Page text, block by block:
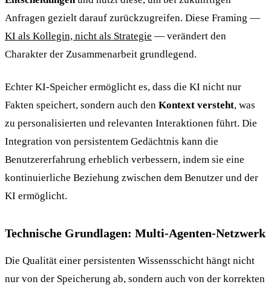
Anfragen gezielt darauf zurückzugreifen. Diese Framing —
KI als Kollegin, nicht als Strategie — verändert den
Charakter der Zusammenarbeit grundlegend.
Echter KI-Speicher ermöglicht es, dass die KI nicht nur
Fakten speichert, sondern auch den Kontext versteht, was
zu personalisierten und relevanten Interaktionen führt. Die
Integration von persistentem Gedächtnis kann die
Benutzererfahrung erheblich verbessern, indem sie eine
kontinuierliche Beziehung zwischen dem Benutzer und der
KI ermöglicht.
Technische Grundlagen: Multi-Agenten-Netzwerk
Die Qualität einer persistenten Wissensschicht hängt nicht
nur von der Speicherung ab, sondern auch von der korrekten